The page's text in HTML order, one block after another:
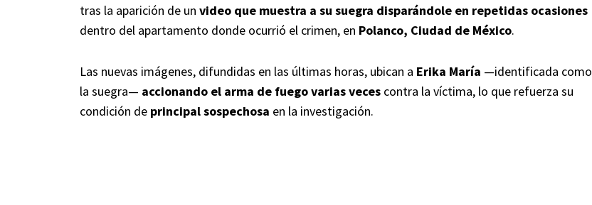
tras la aparición de un video que muestra a su suegra disparándole en repetidas ocasiones
dentro del apartamento donde ocurrió el crimen, en Polanco, Ciudad de México.
Las nuevas imágenes, difundidas en las últimas horas, ubican a Erika María —identificada como
la suegra— accionando el arma de fuego varias veces contra la víctima, lo que refuerza su
condición de principal sospechosa en la investigación.